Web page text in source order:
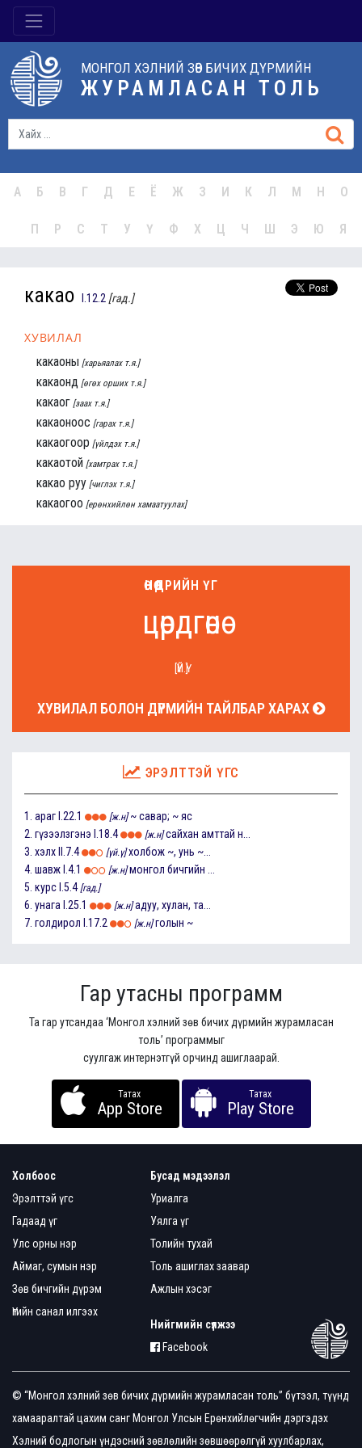
МОНГОЛ ХЭЛНИЙ ЗӨВ БИЧИХ ДҮРМИЙН
ЖУРАМЛАСАН ТОЛЬ
А Б В Г Д Е Ё Ж З И К Л М Н О
П Р С Т У Ү Ф Х Ц Ч Ш Э Ю Я
какао I.12.2 [гад.]
ХУВИЛАЛ
какаоны [харьяалах т.я.]
какаонд [өгөх орших т.я.]
какаог [заах т.я.]
какаоноос [гарах т.я.]
какаогоор [үйлдэх т.я.]
какаотой [хамтрах т.я.]
какао руу [чиглэх т.я.]
какаогоо [ерөнхийлөн хамаатуулах]
ӨНӨӨДРИЙН ҮГ
цөрдгөнө
[ҮЙ.Ү]
ХУВИЛАЛ БОЛОН ДҮРМИЙН ТАЙЛБАР ХАРАХ
ЭРЭЛТТЭЙ ҮГС
1. араг I.22.1 [ж.н] ~ савар; ~ яс
2. гүзээлзгэнэ I.18.4 [ж.н] сайхан амттай н...
3. хэлх II.7.4 [үй.ү] холбож ~, унь ~...
4. шавж I.4.1 [ж.н] монгол бичгийн ...
5. курс I.5.4 [гад.]
6. унага I.25.1 [ж.н] адуу, хулан, та...
7. голдирол I.17.2 [ж.н] голын ~
Гар утасны программ
Та гар утсандаа ‘Монгол хэлний зөв бичих дүрмийн журамласан
толь’ программыг
суулгаж интернэтгүй орчинд ашиглаарай.
Татах
App Store
Татах
Play Store
Холбоос
Эрэлттэй үгс
Гадаад үг
Улс орны нэр
Аймаг, сумын нэр
Зөв бичгийн дүрэм
Үгийн санал илгээх
Бусад мэдээлэл
Уриалга
Уялга үг
Толийн тухай
Толь ашиглах заавар
Ажлын хэсэг
Нийгмийн сүлжээ
Facebook
© “Монгол хэлний зөв бичих дүрмийн журамласан толь” бүтээл, түүнд
хамааралтай цахим санг Монгол Улсын Ерөнхийлөгчийн дэргэдэх
Хэлний бодлогын үндэсний зөвлөлийн зөвшөөрөлгүй хуулбарлах,